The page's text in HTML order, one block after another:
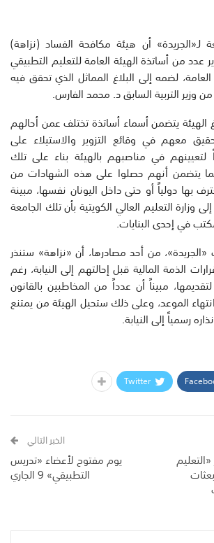
أن هيئة مكافحة الفساد (نزاهة)
عدد من أساتذة الهيئة العامة للتعليم التطبيقي
لضمه إلى البلاغ المماثل الذي تحقق فيه
من وزير التربية السابق د. محمد الفارس.
الهيئة يتضمن أسماء أساتذة تختلف عمن أحالهم
معهم في وقائع التزوير والاستيلاء على
لتعيينهم في مناصبهم بالهيئة بناء على تلك
يتضمن أنهم حصلوا على هذه الشهادات من
بها دولياً أو حتى داخل اليونان نفسها، مبينة
وزارة التعليم العالي الكويتية بأن تلك الجامعة
في إحدى البنايات.
من أحد مصادرها، أن «نزاهة» ستنذر
الذمة المالية قبل إحالتهم إلى النيابة، رغم
مبيناً أن عدداً من المخاطبين بالقانون
الموعد، وعلى ذلك ستحيل الهيئة من يمتنع
رسمياً إلى النيابة.
Twitter
«التعليم
الخبر التالي
يوم مفتوح لأعضاء «تدريس
التطبيقي» 9 الجاري